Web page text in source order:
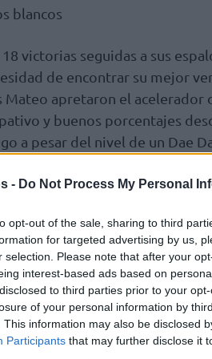
- Do Not Process My Personal
opt-out of the sale, sharing to third
for targeted advertising by us,
selection. Please note that after your
interest-based ads based on
to third parties prior to your
of your personal information by
This information may also be disclosed
Participants that may further disclose it
blancos
victorias seguidas a sus
de encontrar su mejor
Mateo apretaron el acelerador
y buenos porcentajes
a pesar del nivel de un Dae
la defensa, los merengues
Con Musa y Hugo
como soluciones
ponían el 13-24 al final del
defensiva los gallegos, y
Vila y Mavra forzaban a los